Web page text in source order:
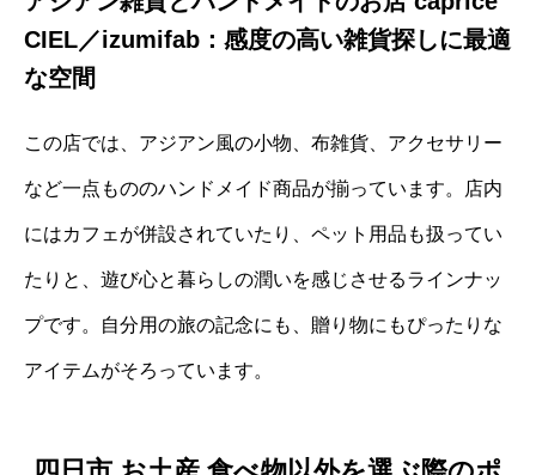
CIEL／izumifab：感度の高い雑貨探しに最適
な空間
この店では、アジアン風の小物、布雑貨、アクセサリー
など一点もののハンドメイド商品が揃っています。店内
にはカフェが併設されていたり、ペット用品も扱ってい
たりと、遊び心と暮らしの潤いを感じさせるラインナッ
プです。自分用の旅の記念にも、贈り物にもぴったりな
アイテムがそろっています。